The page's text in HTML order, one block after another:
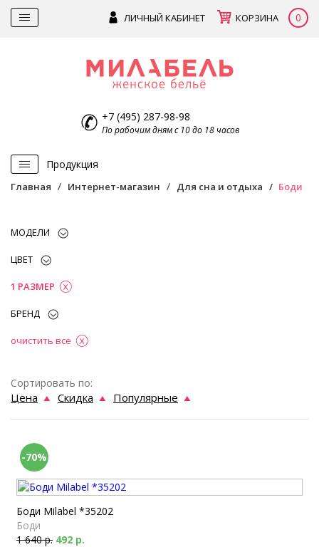
ЛИЧНЫЙ КАБИНЕТ КОРЗИНА 0
+7 (495) 287-98-98
По рабочим дням с 10 до 18 часов
Продукция
Главная Интернет-магазин Для сна и отдыха Боди
МОДЕЛИ
ЦВЕТ
1 РАЗМЕР
БРЕНД
очистить все
Сортировать по:
Цена Скидка Популярные
-70%
Боди Milabel *35202
Боди
1 640 р. 492 р.